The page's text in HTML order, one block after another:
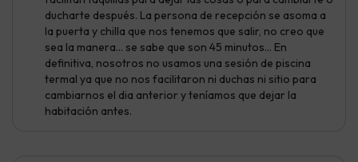
ducharte después. La persona de recepción se asoma a
la puerta y chilla que nos tenemos que salir, no creo que
sea la manera... se sabe que son 45 minutos... En
definitiva, nosotros no usamos una sesión de piscina
termal ya que no nos facilitaron ni duchas ni sitio para
cambiarnos el dia anterior y teníamos que dejar la
habitación antes.